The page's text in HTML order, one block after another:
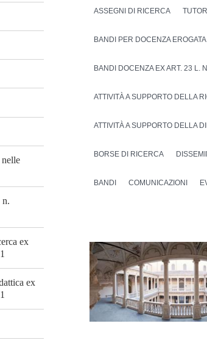
nelle
n.
ex
ex
ASSEGNI DI RICERCA
BANDI PER DOCENZA
BANDI DOCENZA EX ART. 23 L.
ATTIVITÀ A SUPPORTO DELLA
ATTIVITÀ A SUPPORTO DELLA
BORSE DI RICERCA
BANDI COMUNICAZIONI